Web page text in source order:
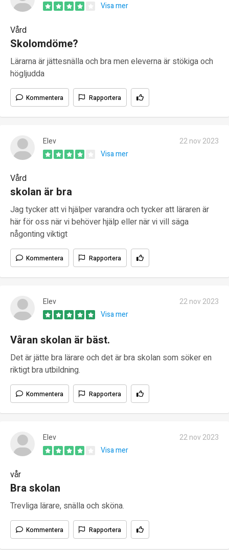
Visa mer
Vård
Skolomdöme?
Lärarna är jättesnälla och bra men eleverna är stökiga och
högljudda
Kommentera Rapportera
Elev
22 nov 2023
Visa mer
Vård
skolan är bra
Jag tycker att vi hjälper varandra och tycker att läraren är
här för oss när vi behöver hjälp eller när vi vill säga
någonting viktigt
Kommentera Rapportera
Elev
22 nov 2023
Visa mer
Våran skolan är bäst.
Det är jätte bra lärare och det är bra skolan som söker en
riktigt bra utbildning.
Kommentera Rapportera
Elev
22 nov 2023
Visa mer
vår
Bra skolan
Trevliga lärare, snälla och sköna.
Kommentera Rapportera